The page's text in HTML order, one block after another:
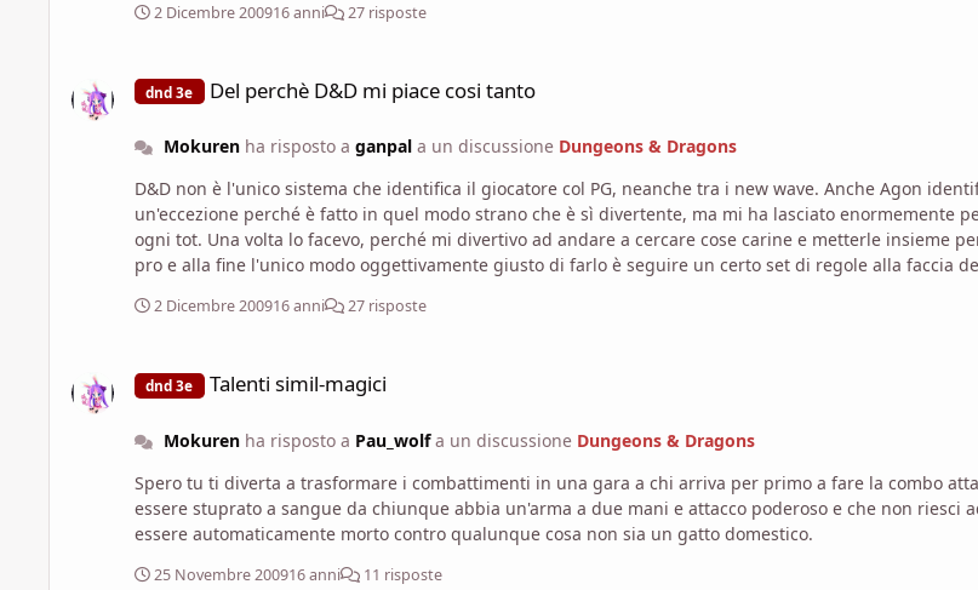
2 Dicembre 200916 anni 27 risposte
dnd 3e Del perchè D&D mi piace cosi tanto
Mokurenha risposto a ganpala un discussione Dungeons & Dragons
D&D non è l'unico sistema che identifica il giocatore col PG, neanche tra i new wave. Anche Agon
un'eccezione perché è fatto in quel modo strano che è sì divertente, ma mi ha lasciato enormemente
ogni tot. Una volta lo facevo, perché mi divertivo ad andare a cercare cose carine e metterle insieme per vedere cosa succedeva. Poi però il buildare è diventata una cosa da
pro e alla fine l'unico modo oggettivamente giusto di farlo è seguire un certo set di regole alla faccia
una base da wargame, quindi mi piacciono i combattimenti tattici messi in un contesto tale da poterci cucire
2 Dicembre 200916 anni 27 risposte
dnd 3e Talenti simil-magici
Mokurenha risposto a Pau_wolfa un discussione Dungeons & Dragons
Spero tu ti diverta a trasformare i combattimenti in una gara a chi arriva per primo a fare la combo
essere stuprato a sangue da chiunque abbia un'arma a due mani e attacco poderoso e che non riesci
essere automaticamente morto contro qualunque cosa non sia un gatto domestico.
25 Novembre 200916 anni 11 risposte